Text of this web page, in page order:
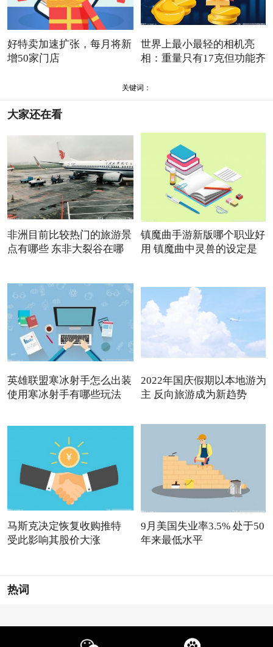
好特卖加速扩张，每月将新
增50家门店
世界上最小最轻的相机亮
相：重量只有17克但功能齐
关键词：
大家还在看
非洲目前比较热门的旅游景
点有哪些 东非大裂谷在哪
镇魔曲手游新版哪个职业好
用 镇魔曲中灵兽的设定是
英雄联盟寒冰射手怎么出装
使用寒冰射手有哪些玩法
2022年国庆假期以本地游为
主 反向旅游成为新趋势
马斯克决定恢复收购推特
受此影响其股价大涨
9月美国失业率3.5% 处于50
年来最低水平
热词